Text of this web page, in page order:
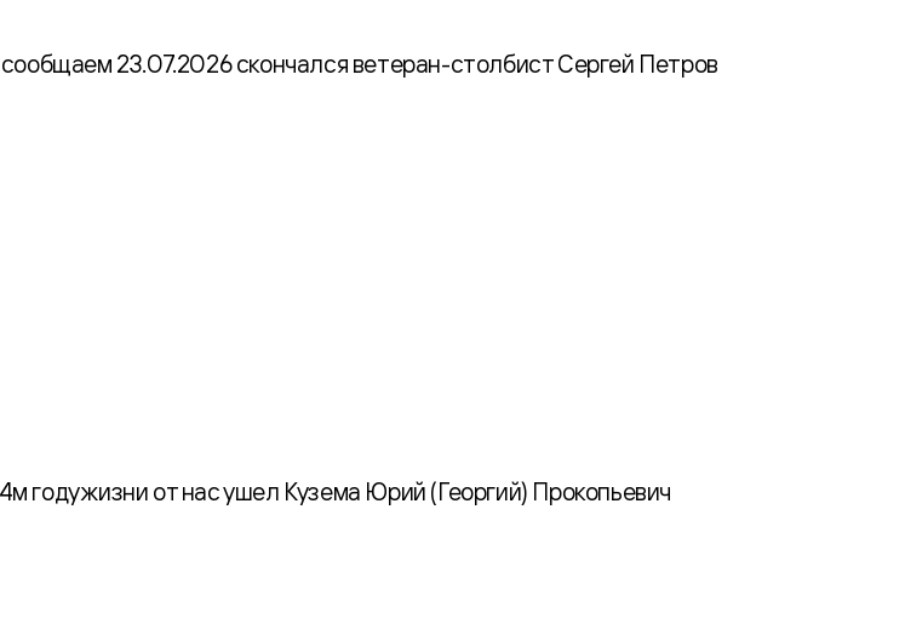
23.07.2026 скончался ветеран-столбист Сергей Петров
году жизни от нас ушел Кузема Юрий (Георгий) Прокопьевич